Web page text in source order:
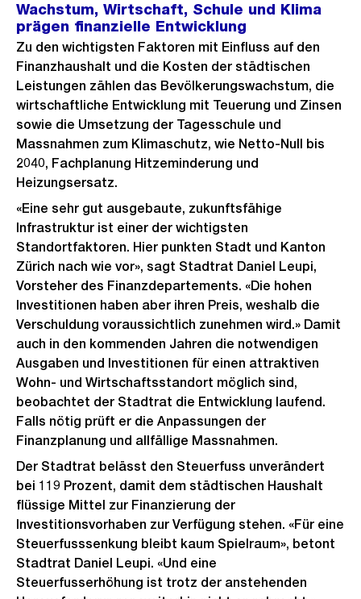
Wachstum, Wirtschaft, Schule und Klima
prägen finanzielle Entwicklung
Zu den wichtigsten Faktoren mit Einfluss auf den
Finanzhaushalt und die Kosten der städtischen
Leistungen zählen das Bevölkerungswachstum, die
wirtschaftliche Entwicklung mit Teuerung und Zinsen
sowie die Umsetzung der Tagesschule und
Massnahmen zum Klimaschutz, wie Netto-Null bis
2040, Fachplanung Hitzeminderung und
Heizungsersatz.
«Eine sehr gut ausgebaute, zukunftsfähige
Infrastruktur ist einer der wichtigsten
Standortfaktoren. Hier punkten Stadt und Kanton
Zürich nach wie vor», sagt Stadtrat Daniel Leupi,
Vorsteher des Finanzdepartements. «Die hohen
Investitionen haben aber ihren Preis, weshalb die
Verschuldung voraussichtlich zunehmen wird.» Damit
auch in den kommenden Jahren die notwendigen
Ausgaben und Investitionen für einen attraktiven
Wohn- und Wirtschaftsstandort möglich sind,
beobachtet der Stadtrat die Entwicklung laufend.
Falls nötig prüft er die Anpassungen der
Finanzplanung und allfällige Massnahmen.
Der Stadtrat belässt den Steuerfuss unverändert
bei 119 Prozent, damit dem städtischen Haushalt
flüssige Mittel zur Finanzierung der
Investitionsvorhaben zur Verfügung stehen. «Für eine
Steuerfusssenkung bleibt kaum Spielraum», betont
Stadtrat Daniel Leupi. «Und eine
Steuerfusserhöhung ist trotz der anstehenden